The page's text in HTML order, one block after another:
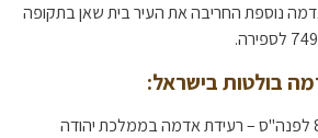
נוספת החריבה את העיר בית שאן בתקופה
בולטות בישראל:
המאה המאה ה-8 לפנה"ס – רעידת אדמה בממלכת יהודה